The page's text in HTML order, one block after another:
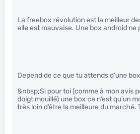
La freebox révolution est la meilleur
elle est mauvaise. Une box android ne
Depend de ce que tu attends d’une
&nbsp;Si pour toi (comme à mon avis
doigt mouillé) une box ce n’est qu’un
très loin d’être la meilleure du marché.